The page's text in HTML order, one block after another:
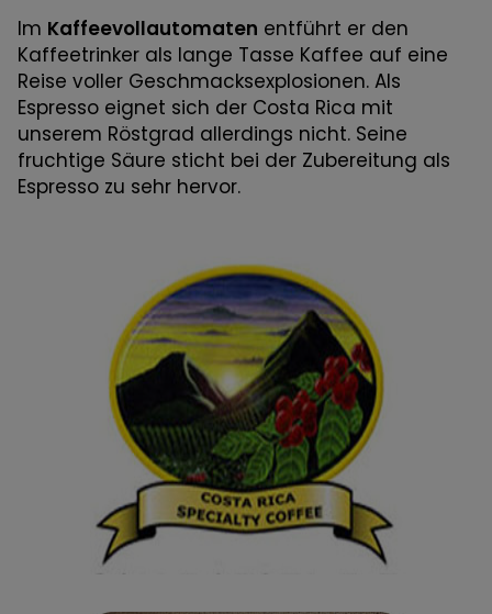
Im Kaffeevollautomaten entführt er den
Kaffeetrinker als lange Tasse Kaffee auf eine
Reise voller Geschmacksexplosionen. Als
Espresso eignet sich der Costa Rica mit
unserem Röstgrad allerdings nicht. Seine
fruchtige Säure sticht bei der Zubereitung als
Espresso zu sehr hervor.